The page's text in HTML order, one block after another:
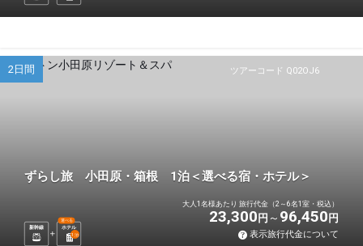
ツアーコード Q02OJ6
2日間
ずらし旅 小田原・箱根 1泊＜選べる宿・ホテル＞
新幹線 ホテル
選べる
1 泊
大人1名様あたり 旅行代金（2～6名1室・税込）
23,300 円 96,450 円
表示旅行代金について